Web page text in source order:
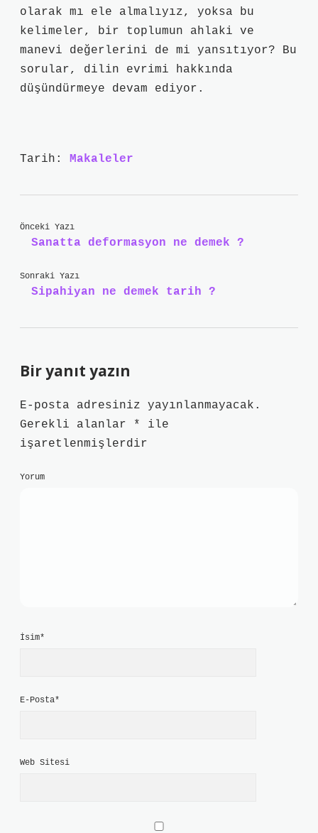
olarak mı ele almalıyız, yoksa bu
kelimeler, bir toplumun ahlaki ve
manevi değerlerini de mi yansıtıyor? Bu
sorular, dilin evrimi hakkında
düşündürmeye devam ediyor.
Tarih: Makaleler
Önceki Yazı
Sanatta deformasyon ne demek ?
Sonraki Yazı
Sipahiyan ne demek tarih ?
Bir yanıt yazın
E-posta adresiniz yayınlanmayacak.
Gerekli alanlar
*
ile
işaretlenmişlerdir
Yorum
İsim*
E-Posta*
Web Sitesi